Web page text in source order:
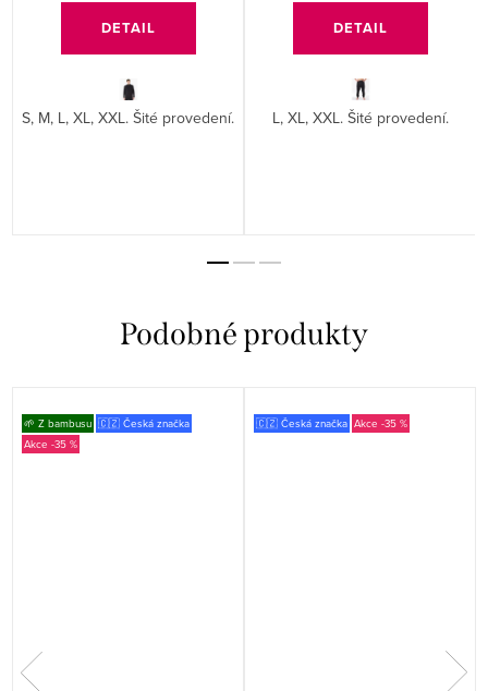
DETAIL
S, M, L, XL, XXL. Šité provedení.
DETAIL
L, XL, XXL. Šité provedení.
🌱 Z bambusu 🇨🇿 Česká značka
-35 %
🇨🇿 Česká značka -35 %